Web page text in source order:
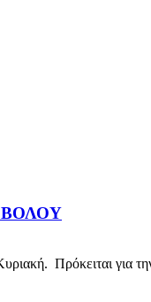
Πρόκειται για